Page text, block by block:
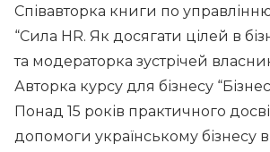
Співавторка книги по
“Сила HR. Як досягати цілей в
та модераторка зустрічей
Авторка курсу для бізнесу
Понад 15 років практичного
допомоги українському бізнесу